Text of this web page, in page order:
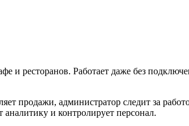
и ресторанов. Работает даже без
продажи, администратор следит за
аналитику и контролирует персонал.